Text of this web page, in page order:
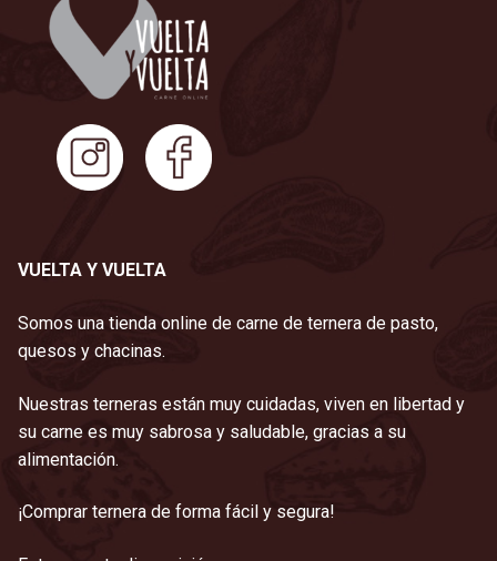
VUELTA Y VUELTA
Somos una tienda online de carne de ternera de pasto,
quesos y chacinas.
Nuestras terneras están muy cuidadas, viven en libertad y
su carne es muy sabrosa y saludable, gracias a su
alimentación.
¡Comprar ternera de forma fácil y segura!